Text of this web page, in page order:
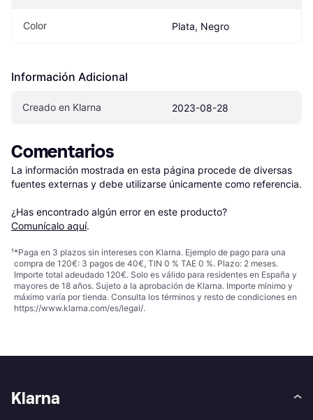
Color Plata, Negro
Información Adicional
Creado en Klarna 2023-08-28
Comentarios
La información mostrada en esta página procede de diversas
fuentes externas y debe utilizarse únicamente como referencia.
¿Has encontrado algún error en este producto?
Comunícalo aquí.
¹*Paga en 3 plazos sin intereses con Klarna. Ejemplo de pago para una
compra de 120€: 3 pagos de 40€, TIN 0 % TAE 0 %. Plazo: 2 meses.
Importe total adeudado 120€. Solo es válido para residentes en España y
mayores de 18 años. Sujeto a la aprobación de Klarna. Importe mínimo y
máximo varía por tienda. Consulta los términos y resto de condiciones en
https://www.klarna.com/es/legal/.
Klarna